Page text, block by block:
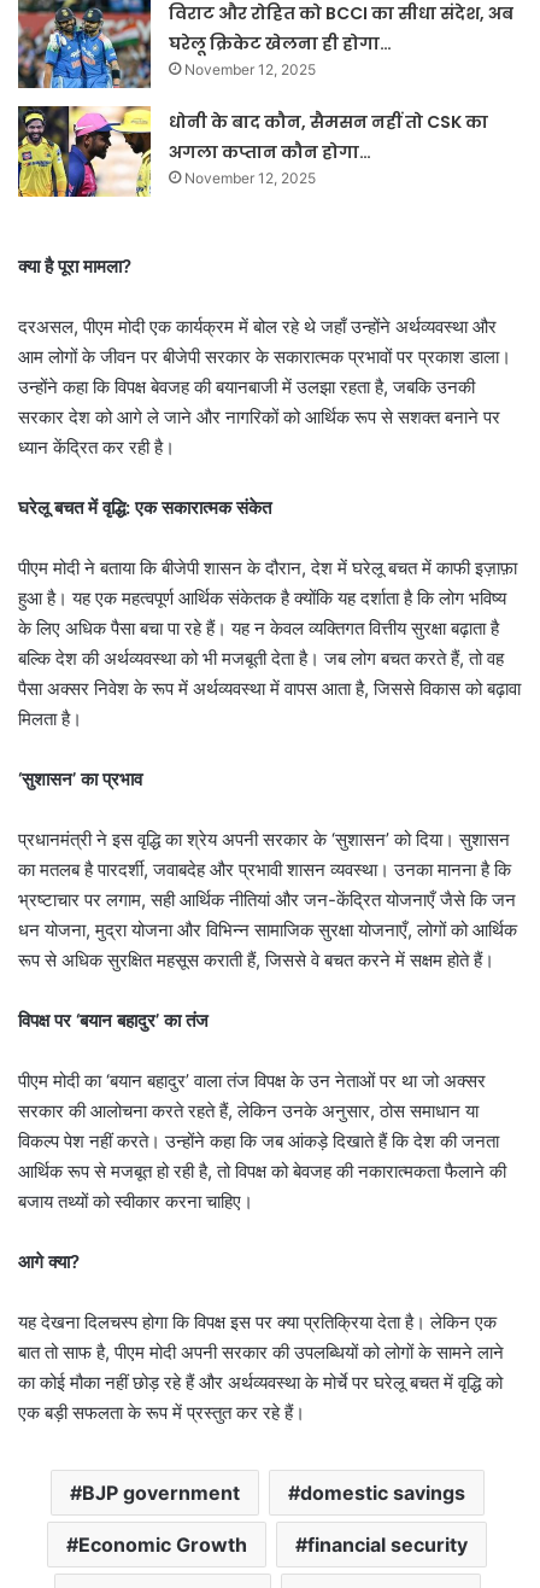
विराट और रोहित को BCCI का सीधा संदेश, अब
घरेलू क्रिकेट खेलना ही होगा…
November 12, 2025
धोनी के बाद कौन, सैमसन नहीं तो CSK का
अगला कप्तान कौन होगा…
November 12, 2025
क्या है पूरा मामला?
दरअसल, पीएम मोदी एक कार्यक्रम में बोल रहे थे जहाँ उन्होंने अर्थव्यवस्था और
आम लोगों के जीवन पर बीजेपी सरकार के सकारात्मक प्रभावों पर प्रकाश डाला।
उन्होंने कहा कि विपक्ष बेवजह की बयानबाजी में उलझा रहता है, जबकि उनकी
सरकार देश को आगे ले जाने और नागरिकों को आर्थिक रूप से सशक्त बनाने पर
ध्यान केंद्रित कर रही है।
घरेलू बचत में वृद्धि: एक सकारात्मक संकेत
पीएम मोदी ने बताया कि बीजेपी शासन के दौरान, देश में घरेलू बचत में काफी इज़ाफ़ा
हुआ है। यह एक महत्वपूर्ण आर्थिक संकेतक है क्योंकि यह दर्शाता है कि लोग भविष्य
के लिए अधिक पैसा बचा पा रहे हैं। यह न केवल व्यक्तिगत वित्तीय सुरक्षा बढ़ाता है
बल्कि देश की अर्थव्यवस्था को भी मजबूती देता है। जब लोग बचत करते हैं, तो वह
पैसा अक्सर निवेश के रूप में अर्थव्यवस्था में वापस आता है, जिससे विकास को बढ़ावा
मिलता है।
‘सुशासन’ का प्रभाव
प्रधानमंत्री ने इस वृद्धि का श्रेय अपनी सरकार के ‘सुशासन’ को दिया। सुशासन
का मतलब है पारदर्शी, जवाबदेह और प्रभावी शासन व्यवस्था। उनका मानना है कि
भ्रष्टाचार पर लगाम, सही आर्थिक नीतियां और जन-केंद्रित योजनाएँ जैसे कि जन
धन योजना, मुद्रा योजना और विभिन्न सामाजिक सुरक्षा योजनाएँ, लोगों को आर्थिक
रूप से अधिक सुरक्षित महसूस कराती हैं, जिससे वे बचत करने में सक्षम होते हैं।
विपक्ष पर ‘बयान बहादुर’ का तंज
पीएम मोदी का ‘बयान बहादुर’ वाला तंज विपक्ष के उन नेताओं पर था जो अक्सर
सरकार की आलोचना करते रहते हैं, लेकिन उनके अनुसार, ठोस समाधान या
विकल्प पेश नहीं करते। उन्होंने कहा कि जब आंकड़े दिखाते हैं कि देश की जनता
आर्थिक रूप से मजबूत हो रही है, तो विपक्ष को बेवजह की नकारात्मकता फैलाने की
बजाय तथ्यों को स्वीकार करना चाहिए।
आगे क्या?
यह देखना दिलचस्प होगा कि विपक्ष इस पर क्या प्रतिक्रिया देता है। लेकिन एक
बात तो साफ है, पीएम मोदी अपनी सरकार की उपलब्धियों को लोगों के सामने लाने
का कोई मौका नहीं छोड़ रहे हैं और अर्थव्यवस्था के मोर्चे पर घरेलू बचत में वृद्धि को
एक बड़ी सफलता के रूप में प्रस्तुत कर रहे हैं।
BJP government domestic savings
Economic Growth financial security